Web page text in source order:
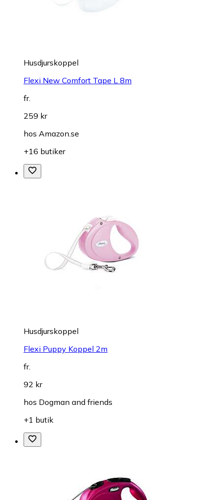
Husdjurskoppel
Flexi New Comfort Tape L 8m
fr.
259 kr
hos Amazon.se
+16 butiker
Husdjurskoppel
Flexi Puppy Koppel 2m
fr.
92 kr
hos Dogman and friends
+1 butik